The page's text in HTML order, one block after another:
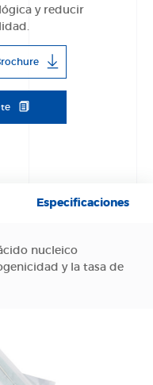
y reducir
Especificaciones
nucleico
y la tasa de